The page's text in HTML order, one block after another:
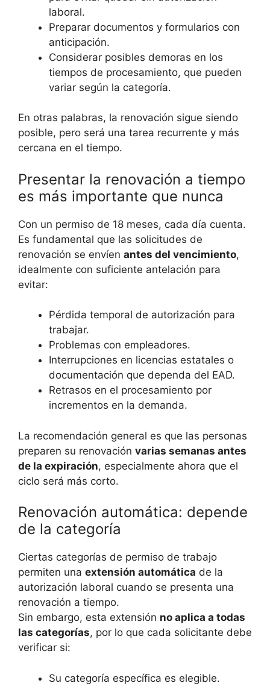
laboral.
Preparar documentos y formularios con
anticipación.
Considerar posibles demoras en los
tiempos de procesamiento, que pueden
variar según la categoría.
En otras palabras, la renovación sigue siendo
posible, pero será una tarea recurrente y más
cercana en el tiempo.
Presentar la renovación a tiempo
es más importante que nunca
Con un permiso de 18 meses, cada día cuenta.
Es fundamental que las solicitudes de
renovación se envíen antes del vencimiento,
idealmente con suficiente antelación para
evitar:
Pérdida temporal de autorización para
trabajar.
Problemas con empleadores.
Interrupciones en licencias estatales o
documentación que dependa del EAD.
Retrasos en el procesamiento por
incrementos en la demanda.
La recomendación general es que las personas
preparen su renovación varias semanas antes
de la expiración, especialmente ahora que el
ciclo será más corto.
Renovación automática: depende
de la categoría
Ciertas categorías de permiso de trabajo
permiten una extensión automática de la
autorización laboral cuando se presenta una
renovación a tiempo.
Sin embargo, esta extensión no aplica a todas
las categorías, por lo que cada solicitante debe
verificar si:
Su categoría específica es elegible.